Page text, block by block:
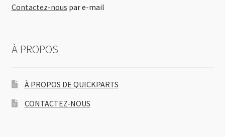
Contactez-nous par e-mail
À PROPOS
À PROPOS DE QUICKPARTS
CONTACTEZ-NOUS